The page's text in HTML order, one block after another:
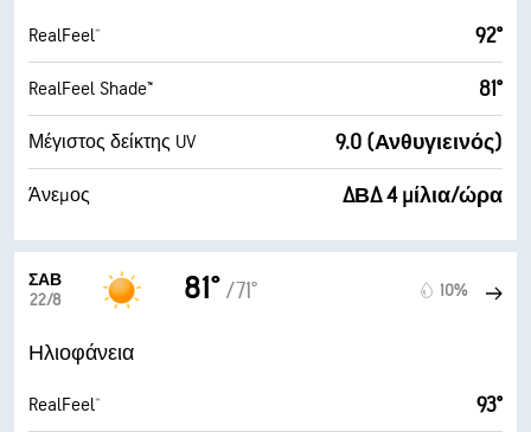
RealFeel® 92°
RealFeel Shade™ 81°
Μέγιστος δείκτης UV 9.0 (Ανθυγιεινός)
Άνεμος ΔΒΔ 4 μίλια/ώρα
ΣΆΒ
22/8
81° /71° 10%
Ηλιοφάνεια
RealFeel® 93°